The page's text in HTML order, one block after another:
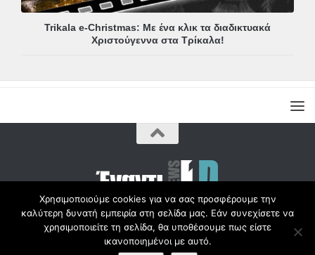
Trikala e-Christmas: Με ένα κλικ τα διαδικτυακά
Χριστούγεννα στα Τρίκαλα!
Copyright © Radio1d.gr 2012-2017 |
Χρησιμοποιούμε cookies για να σας προσφέρουμε την
καλύτερη δυνατή εμπειρία στη σελίδα μας. Εάν συνεχίσετε να
χρησιμοποιείτε τη σελίδα, θα υποθέσουμε πως είστε
ικανοποιημένοι με αυτό.